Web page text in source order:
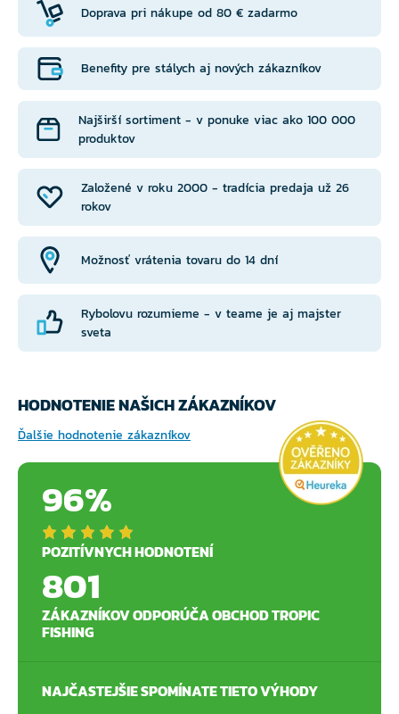
Doprava pri nákupe od 80 € zadarmo
Založené v roku 2000 - tradícia predaja už 26
rokov
Benefity pre stálych aj nových zákazníkov
Možnosť vrátenia tovaru do 14 dní
Najširší sortiment - v ponuke viac ako 100 000
produktov
Rybolovu rozumieme - v teame je aj majster
sveta
HODNOTENIE NAŠICH ZÁKAZNÍKOV
Ďalšie hodnotenie zákazníkov
96%
POZITÍVNYCH HODNOTENÍ
801
ZÁKAZNÍKOV ODPORÚČA OBCHOD TROPIC
FISHING
NAJČASTEJŠIE SPOMÍNATE TIETO VÝHODY